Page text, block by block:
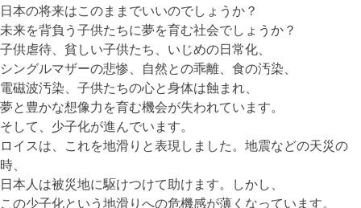
日本の将来はこのままでいいのでしょうか？
未来を背負う子供たちに夢を育む社会でしょうか？
子供虐待、貧しい子供たち、いじめの日常化、
シングルマザーの悲惨、自然との乖離、食の汚染、
電磁波汚染、子供たちの心と身体は蝕まれ、
夢と豊かな想像力を育む機会が失われています。
そして、少子化が進んでいます。
ロイスは、これを地滑りと表現しました。地震などの天災の
時、
日本人は被災地に駆けつけて助けます。しかし、
この少子化という地滑りへの危機感が薄くなっています。